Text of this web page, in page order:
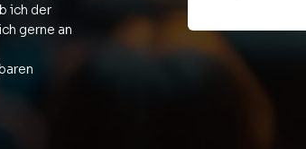
ich der
gerne an